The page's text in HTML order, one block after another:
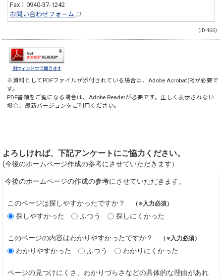
Fax：0940-37-1242
お問い合わせフォーム
（ID:466）
別ウィンドウで開きます
※資料としてPDFファイルが添付されている場合は、Adobe Acrobat(R)が必要で
す。
PDF書類をご覧になる場合は、Adobe Readerが必要です。正しく表示されない
場合、最新バージョンをご利用ください。